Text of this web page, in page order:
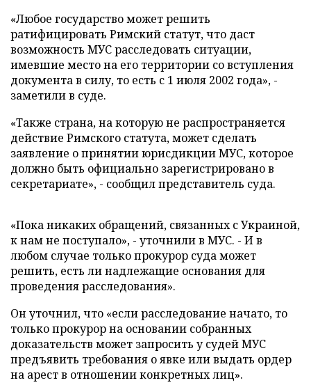
«Любое государство может решить
ратифицировать Римский статут, что даст
возможность МУС расследовать ситуации,
имевшие место на его территории со вступления
документа в силу, то есть с 1 июля 2002 года», -
заметили в суде.
«Также страна, на которую не распространяется
действие Римского статута, может сделать
заявление о принятии юрисдикции МУС, которое
должно быть официально зарегистрировано в
секретариате», - сообщил представитель суда.
«Пока никаких обращений, связанных с Украиной,
к нам не поступало», - уточнили в МУС. - И в
любом случае только прокурор суда может
решить, есть ли надлежащие основания для
проведения расследования».
Он уточнил, что «если расследование начато, то
только прокурор на основании собранных
доказательств может запросить у судей МУС
предъявить требования о явке или выдать ордер
на арест в отношении конкретных лиц».